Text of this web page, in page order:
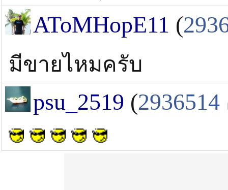
AToMHopE11 (
มีขายไหมครับ
psu_2519 (2936514